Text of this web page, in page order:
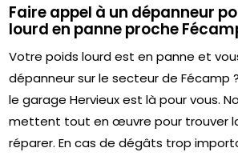
Faire appel à un dépanneur
lourd en panne proche
Votre poids lourd est en panne et
dépanneur sur le secteur de Fécamp
le garage Hervieux est là pour vous.
mettent tout en œuvre pour trouver
réparer. En cas de dégâts trop